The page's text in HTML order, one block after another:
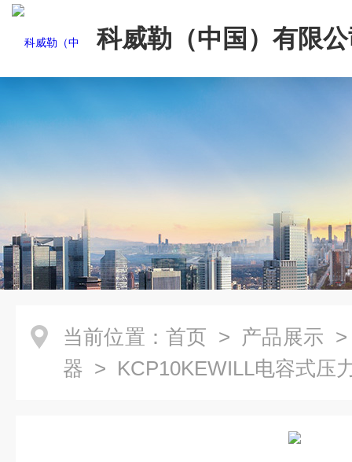
科威勒（中国）有限
当前位置： 首页 > 产品展示
器 > KCP10KEWILL电容式压